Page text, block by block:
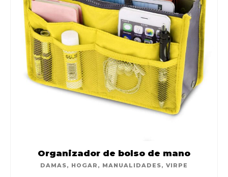
Organizador de bolso de mano
DAMAS, HOGAR , MANUALIDADES, VIRPE